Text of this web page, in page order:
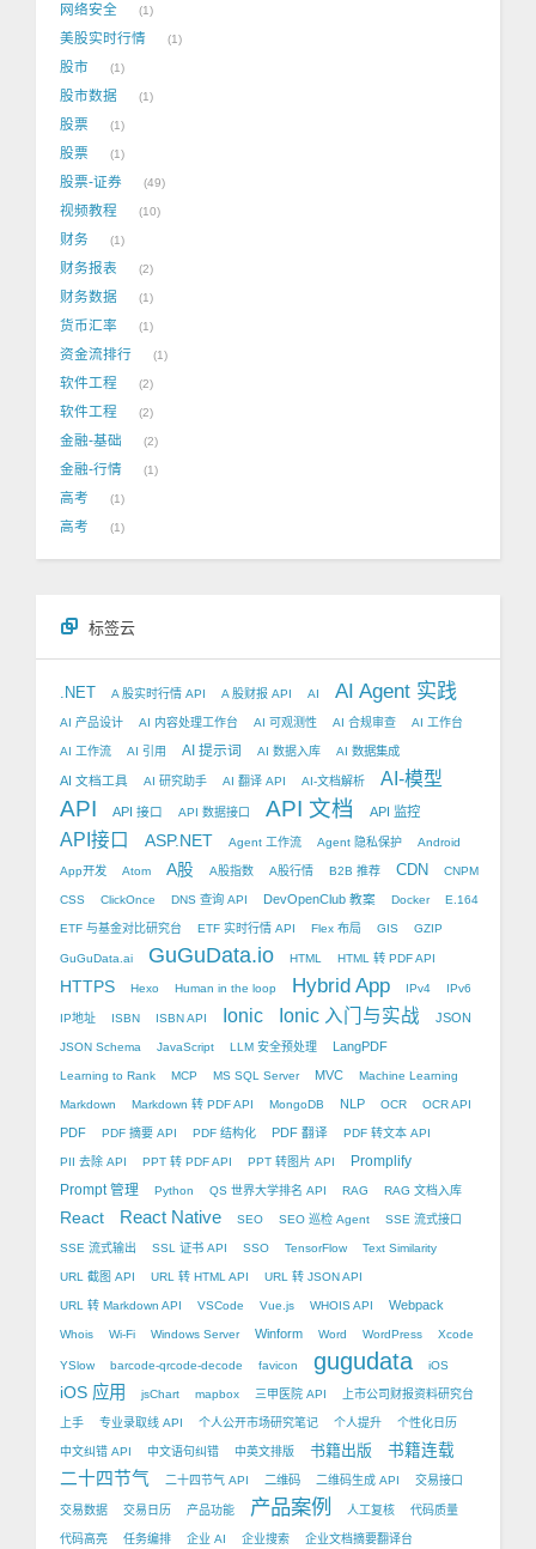
网络安全 1
美股实时行情 1
股市 1
股市数据 1
股票 1
股票 1
股票-证券 49
视频教程 10
财务 1
财务报表 2
财务数据 1
货币汇率 1
资金流排行 1
软件工程 2
软件工程 2
金融-基础 2
金融-行情 1
高考 1
高考 1
标签云
.NET A 股实时行情 API A 股财报 API AI AI Agent 实践
AI 产品设计 AI 内容处理工作台 AI 可观测性 AI 合规审查 AI 工作台
AI 工作流 AI 引用 AI 提示词 AI 数据入库 AI 数据集成
AI 文档工具 AI 研究助手 AI 翻译 API AI-文档解析 AI-模型
API API 接口 API 数据接口 API 文档 API 监控
API接口 ASP.NET Agent 工作流 Agent 隐私保护 Android
App开发 Atom A股 A股指数 A股行情 B2B 推荐 CDN CNPM
CSS ClickOnce DNS 查询 API DevOpenClub 教案 Docker E.164
ETF 与基金对比研究台 ETF 实时行情 API Flex 布局 GIS GZIP
GuGuData.ai GuGuData.io HTML HTML 转 PDF API
HTTPS Hexo Human in the loop Hybrid App IPv4 IPv6
IP地址 ISBN ISBN API Ionic Ionic 入门与实战 JSON
JSON Schema JavaScript LLM 安全预处理 LangPDF
Learning to Rank MCP MS SQL Server MVC Machine Learning
Markdown Markdown 转 PDF API MongoDB NLP OCR OCR API
PDF PDF 摘要 API PDF 结构化 PDF 翻译 PDF 转文本 API
PII 去除 API PPT 转 PDF API PPT 转图片 API
Promplify
Prompt 管理
Python QS 世界大学排名 API RAG RAG 文档入库
React React Native SEO SEO 巡检 Agent SSE 流式接口
SSE 流式输出 SSL 证书 API SSO TensorFlow Text Similarity
URL 截图 API URL 转 HTML API URL 转 JSON API
URL 转 Markdown API VSCode Vue.js WHOIS API Webpack
Whois Wi-Fi Windows Server Winform Word WordPress Xcode
YSlow barcode-qrcode-decode favicon gugudata iOS
iOS 应用 jsChart mapbox 三甲医院 API 上市公司财报资料研究台
上手 专业录取线 API 个人公开市场研究笔记 个人提升 个性化日历
中文纠错 API 中文语句纠错 中英文排版 书籍出版 书籍连载
二十四节气 二十四节气 API 二维码 二维码生成 API 交易接口
交易数据 交易日历 产品功能 产品案例 人工复核 代码质量
代码高亮 任务编排 企业 AI 企业搜索 企业文档摘要翻译台